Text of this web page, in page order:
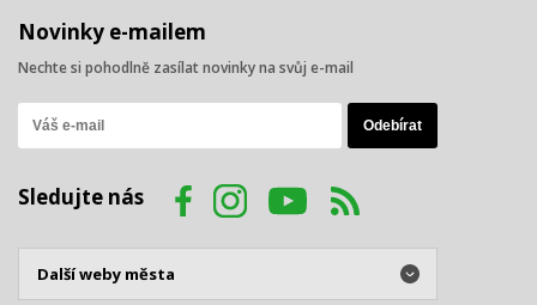
Novinky e-mailem
Nechte si pohodlně zasílat novinky na svůj e-mail
Sledujte nás